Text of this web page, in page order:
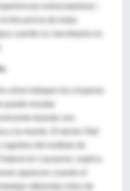
frecuencia de estas
cuando su narcolepsia es
del Instituto de
en Lausanne, explica
aparecen cuando el
diferentes hilos de